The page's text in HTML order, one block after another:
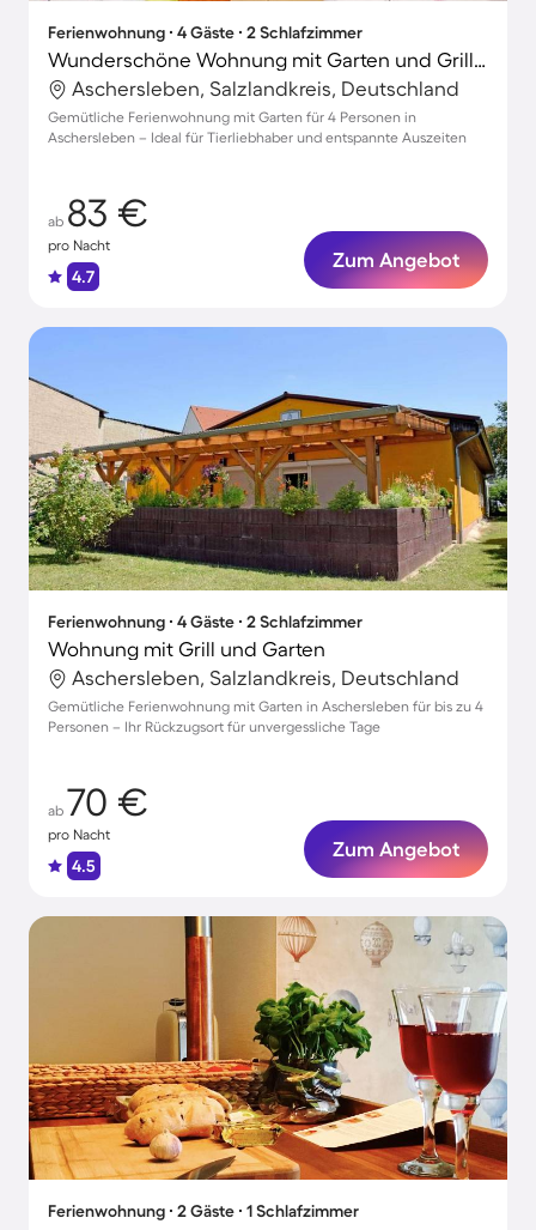
Ferienwohnung ∙ 4 Gäste ∙ 2 Schlafzimmer
Wunderschöne Wohnung mit Garten und Grill | Hunde erlaubt
Aschersleben, Salzlandkreis, Deutschland
Gemütliche Ferienwohnung mit Garten für 4 Personen in
Aschersleben – Ideal für Tierliebhaber und entspannte Auszeiten
ab 83 €
pro Nacht
4.7
Zum Angebot
Ferienwohnung ∙ 4 Gäste ∙ 2 Schlafzimmer
Wohnung mit Grill und Garten
Aschersleben, Salzlandkreis, Deutschland
Gemütliche Ferienwohnung mit Garten in Aschersleben für bis zu 4
Personen – Ihr Rückzugsort für unvergessliche Tage
ab 70 €
pro Nacht
4.5
Zum Angebot
Ferienwohnung ∙ 2 Gäste ∙ 1 Schlafzimmer